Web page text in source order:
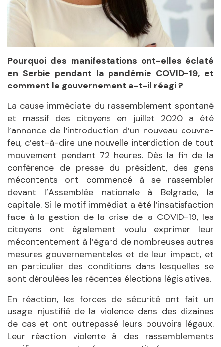
Pourquoi des manifestations ont-elles éclaté
en Serbie pendant la pandémie COVID-19, et
comment le gouvernement a-t-il réagi ?
La cause immédiate du rassemblement spontané
et massif des citoyens en juillet 2020 a été
l’annonce de l’introduction d’un nouveau couvre-
feu, c’est-à-dire une nouvelle interdiction de tout
mouvement pendant 72 heures. Dès la fin de la
conférence de presse du président, des gens
mécontents ont commencé à se rassembler
devant l’Assemblée nationale à Belgrade, la
capitale. Si le motif immédiat a été l’insatisfaction
face à la gestion de la crise de la COVID-19, les
citoyens ont également voulu exprimer leur
mécontentement à l’égard de nombreuses autres
mesures gouvernementales et de leur impact, et
en particulier des conditions dans lesquelles se
sont déroulées les récentes élections législatives.
En réaction, les forces de sécurité ont fait un
usage injustifié de la violence dans des dizaines
de cas et ont outrepassé leurs pouvoirs légaux.
Leur réaction violente à des rassemblements